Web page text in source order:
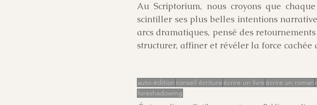
Au Scriptorium, nous croyons que
scintiller ses plus belles intentions
arcs dramatiques, pensé des
structurer, affiner et révéler la force cachée
auto-édition conseil écriture écrire un livre écrire un roman
foreshadowing